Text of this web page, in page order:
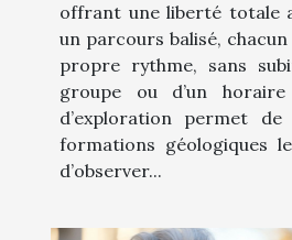
offrant une liberté totale
un parcours balisé,
propre rythme, sans
groupe ou d’un
d’exploration permet
formations géologiques
d’observer...